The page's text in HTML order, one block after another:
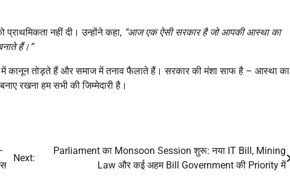
नहीं दी। उन्होंने कहा, “आज एक ऐसी सरकार है जो आपकी आस्था का
हैं।”
कानून तोड़ते हैं और समाज में तनाव फैलाते हैं। सरकार की मंशा साफ है – आस्था का
रखना हम सभी की जिम्मेदारी है।
Next:
Parliament का Monsoon Session शुरू: नया IT Bill, Mining
Law और कई अहम Bill Government की Priority में